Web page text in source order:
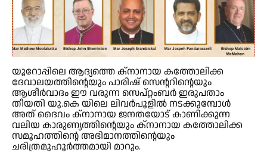
യൂറോപ്പിലെ ആദ്യത്തെ ക്‌നാനായ കത്തോലിക്ക
ദേവാലയത്തിന്റെയും പാരിഷ് സെന്ററിന്റെയും
ആശീര്‍വാദം ഈ വരുന്ന സെപ്റ്റംബര്‍ ഇരുപതാം
തീയതി യു.കെ യിലെ ലിവര്‍പൂളില്‍ നടക്കുമ്പോള്‍
അത് ദൈവം ക്‌നാനായ ജനതയോട് കാണിക്കുന്ന
വലിയ കാരുണ്യത്തിന്റെയും ക്‌നാനായ കത്തോലിക്ക
സമൂഹത്തിന്റെ അഭിമാനത്തിന്റെയും
ചരിത്രമുഹൂര്‍ത്തമായി മാറും.